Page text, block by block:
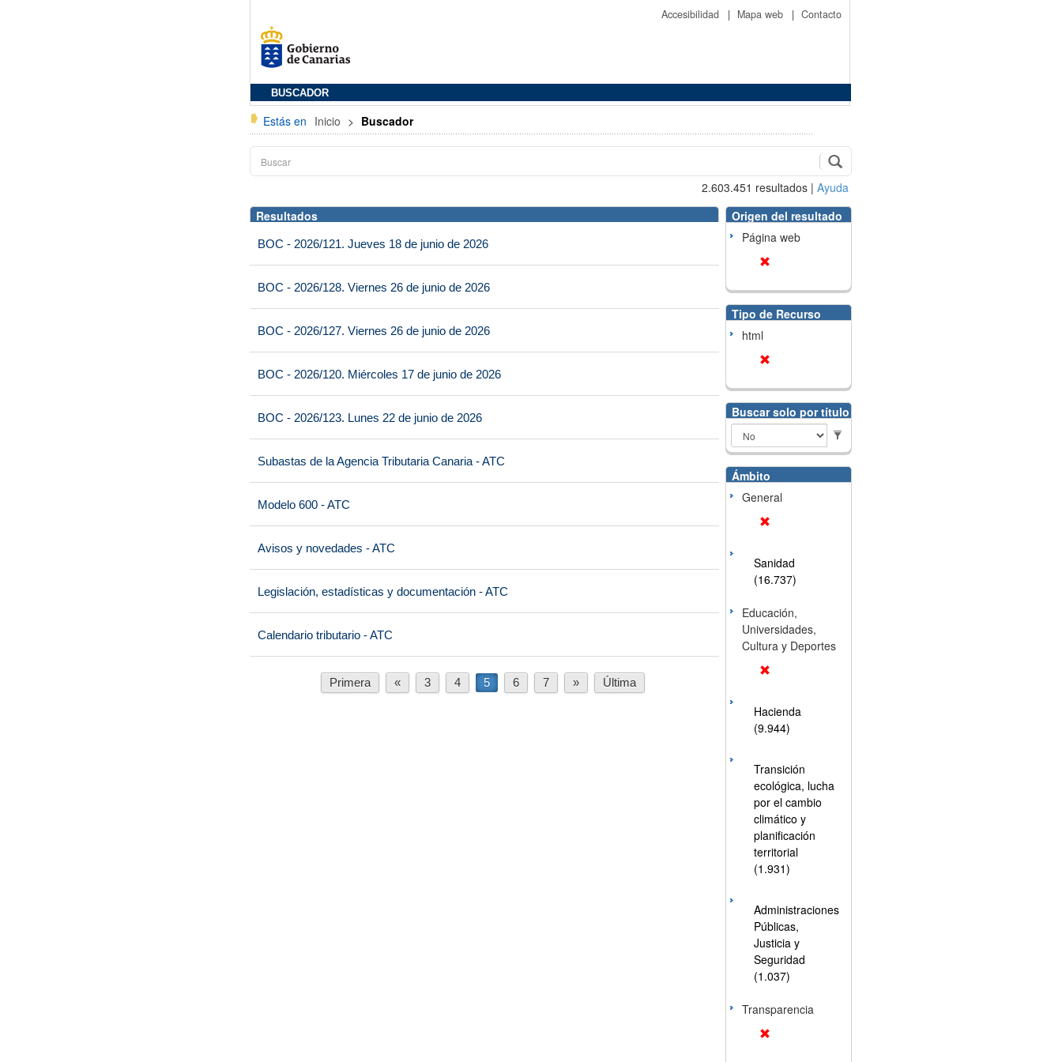
Accesibilidad | Mapa web | Contacto
BUSCADOR
Estás en Inicio > Buscador
2.603.451 resultados | Ayuda
Resultados
BOC - 2026/121. Jueves 18 de junio de 2026
BOC - 2026/128. Viernes 26 de junio de 2026
BOC - 2026/127. Viernes 26 de junio de 2026
BOC - 2026/120. Miércoles 17 de junio de 2026
BOC - 2026/123. Lunes 22 de junio de 2026
Subastas de la Agencia Tributaria Canaria - ATC
Modelo 600 - ATC
Avisos y novedades - ATC
Legislación, estadísticas y documentación - ATC
Calendario tributario - ATC
Primera « 3 4 5 6 7 » Última
Origen del resultado
Página web
Tipo de Recurso
html
Buscar solo por título
Ámbito
General
Sanidad
(16.737)
Educación,
Universidades,
Cultura y Deportes
Hacienda
(9.944)
Transición
ecológica, lucha
por el cambio
climático y
planificación
territorial
(1.931)
Administraciones
Públicas,
Justicia y
Seguridad
(1.037)
Transparencia